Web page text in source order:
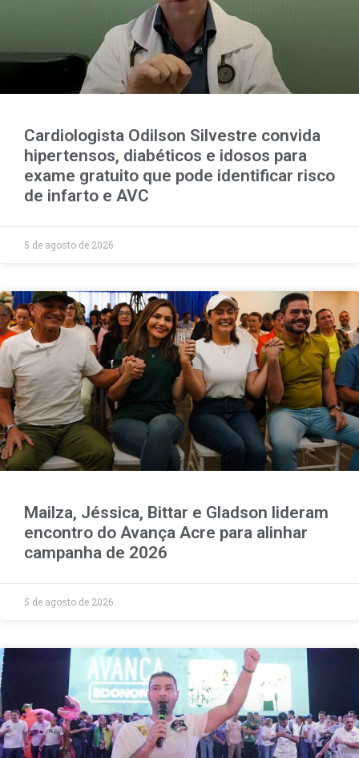
Cardiologista Odilson Silvestre convida
hipertensos, diabéticos e idosos para
exame gratuito que pode identificar risco
de infarto e AVC
5 de agosto de 2026
Mailza, Jéssica, Bittar e Gladson lideram
encontro do Avança Acre para alinhar
campanha de 2026
5 de agosto de 2026